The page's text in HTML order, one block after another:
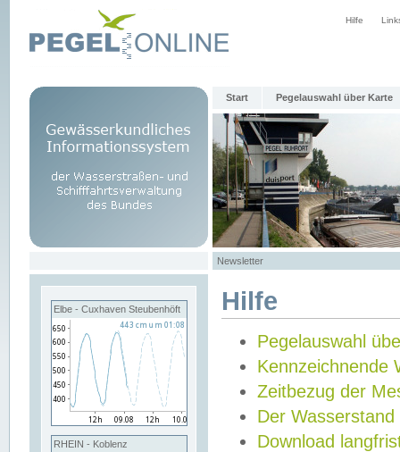
Hilfe
Start Pegelauswahl über Karte
Newsletter
Elbe - Cuxhaven Steubenhöft
RHEIN - Koblenz
Hilfe
Pegelauswahl
Kennzeichnende
Zeitbezug der
Der Wasserstand
Download